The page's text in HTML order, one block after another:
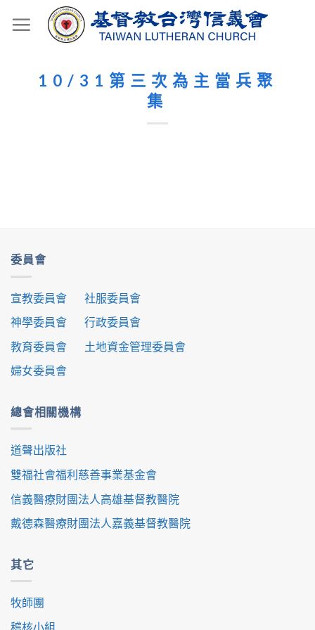
10/31第三次為主當兵聚
集
委員會
宣教委員會
神學委員會
教育委員會
婦女委員會
社服委員會
行政委員會
土地資金管理委員會
總會相關機構
道聲出版社
雙福社會福利慈善事業基金會
信義醫療財團法人高雄基督教醫院
戴德森醫療財團法人嘉義基督教醫院
其它
牧師團
稽核小組